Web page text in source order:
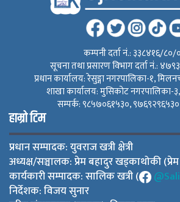
कम्पनी दर्ता नं.: ३३८४१६/८०/
सूचना तथा प्रसारण विभाग दर्ता नं.:
प्रधान कार्यालय: रेसुङ्गा नगरपालिका-१,
शाखा कार्यालय: मुसिकोट नगरपालिका-
सम्पर्क: ९८५७०६१५३०, ९७६९२९६५३०
हाम्रो टिम
प्रधान सम्पादक: युवराज खत्री क्षेत्री
अध्यक्ष/सञ्चालक: प्रेम बहादुर खड्काथोकी
कार्यकारी सम्पादक: सालिक खत्री (
निर्देशक: विजय सुनार